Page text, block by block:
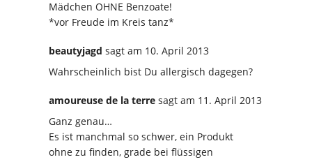
Mädchen OHNE Benzoate!
*vor Freude im Kreis tanz*
beautyjagd sagt am 10. April 2013
Wahrscheinlich bist Du allergisch dagegen?
amoureuse de la terre sagt am 11. April 2013
Ganz genau…
Es ist manchmal so schwer, ein Produkt
ohne zu finden, grade bei flüssigen